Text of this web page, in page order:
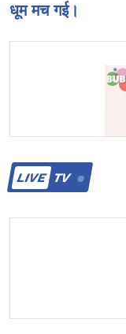
धूम मच गई।
LIVETV